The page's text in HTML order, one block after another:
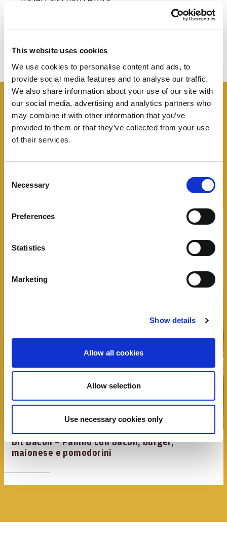
This website uses cookies
We use cookies to personalise content and ads, to
provide social media features and to analyse our traffic.
We also share information about your use of our site with
our social media, advertising and analytics partners who
may combine it with other information that you’ve
provided to them or that they’ve collected from your use
of their services.
Selection
Necessary
Preferences
Statistics
Marketing
Show details
Allow all cookies
Allow selection
Use necessary cookies only
I paniniNegroni
speciale un panino
Bit Bacon – Panino con bacon, burger,
maionese e pomodorini